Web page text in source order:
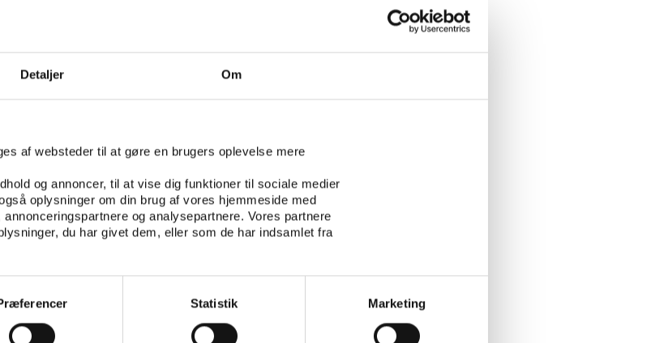
Detaljer Om
af websteder til at gøre en brugers oplevelse mere
og annoncer, til at vise dig funktioner til sociale medier
oplysninger om din brug af vores hjemmeside med
og analysepartnere. Vores partnere
du har givet dem, eller som de har indsamlet fra
Statistik Marketing